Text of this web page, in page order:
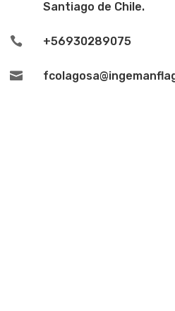
Santiago de Chile.
 +56930289075
